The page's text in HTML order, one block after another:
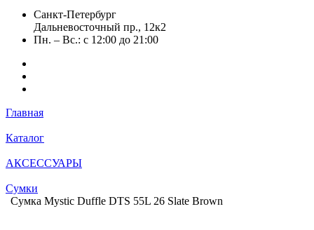
Санкт-Петербург
Дальневосточный пр., 12к2
Пн. – Вс.: с 12:00 до 21:00
Главная
Каталог
АКСЕССУАРЫ
Сумки
Сумка Mystic Duffle DTS 55L 26 Slate Brown